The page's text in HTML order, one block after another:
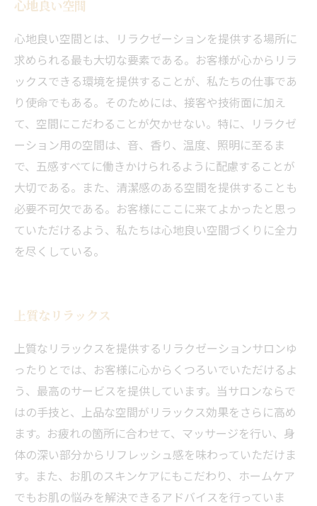
心地良い空間
心地良い空間とは、リラクゼーションを提供する場所に
求められる最も大切な要素である。お客様が心からリラ
ックスできる環境を提供することが、私たちの仕事であ
り使命でもある。そのためには、接客や技術面に加え
て、空間にこだわることが欠かせない。特に、リラクゼ
ーション用の空間は、音、香り、温度、照明に至るま
で、五感すべてに働きかけられるように配慮することが
大切である。また、清潔感のある空間を提供することも
必要不可欠である。お客様にここに来てよかったと思っ
ていただけるよう、私たちは心地良い空間づくりに全力
を尽くしている。
上質なリラックス
上質なリラックスを提供するリラクゼーションサロンゆ
ったりとでは、お客様に心からくつろいでいただけるよ
う、最高のサービスを提供しています。当サロンならで
はの手技と、上品な空間がリラックス効果をさらに高め
ます。お疲れの箇所に合わせて、マッサージを行い、身
体の深い部分からリフレッシュ感を味わっていただけま
す。また、お肌のスキンケアにもこだわり、ホームケア
でもお肌の悩みを解決できるアドバイスを行っていま